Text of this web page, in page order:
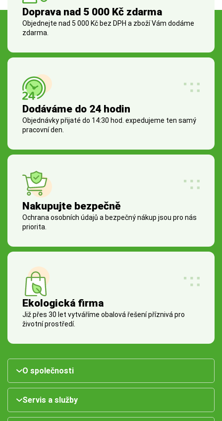
Doprava nad 5 000 Kč zdarma
Objednejte nad 5 000 Kč bez DPH a zboží Vám dodáme
zdarma.
Dodáváme do 24 hodin
Objednávky přijaté do 14:30 hod. expedujeme ten samý
pracovní den.
Nakupujte bezpečně
Ochrana osobních údajů a bezpečný nákup jsou pro nás
priorita.
Ekologická firma
Již přes 30 let vytváříme obalová řešení příznivá pro
životní prostředí.
O společnosti
Servis a služby